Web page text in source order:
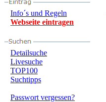
Info´s und Regeln
Webseite eintragen
Detailsuche
Livesuche
TOP100
Suchtipps
Passwort vergessen?